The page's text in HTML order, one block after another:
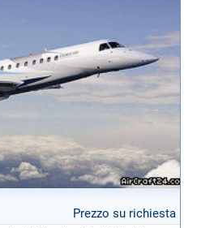
Prezzo su richiesta